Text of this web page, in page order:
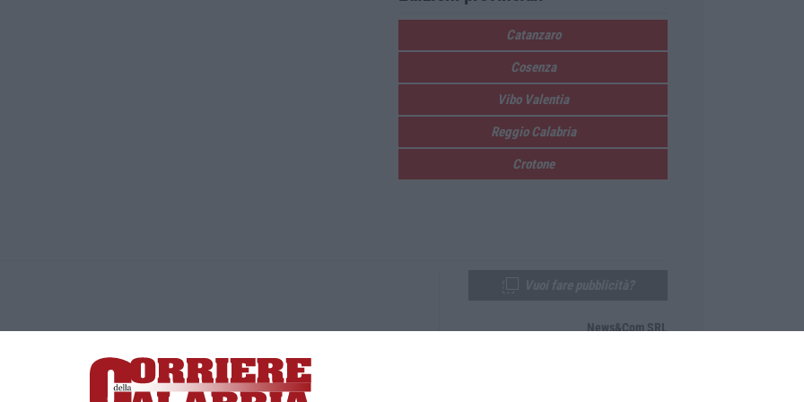
Catanzaro
Cosenza
Vibo Valentia
Reggio Calabria
Crotone
Lamezia Terme (CZ)
responsabile Paola Militano |Privacy
News&Com SRL